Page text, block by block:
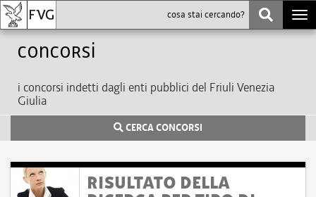
Concorsi
i concorsi indetti dagli enti pubblici del Friuli Venezia
Giulia
CERCA CONCORSI
RISULTATO DELLA